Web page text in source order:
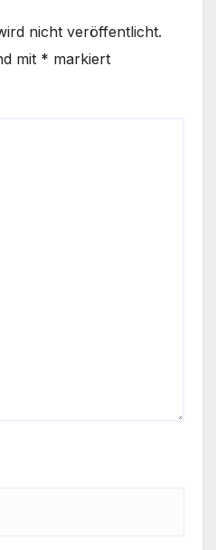
nicht veröffentlicht.
mit * markiert